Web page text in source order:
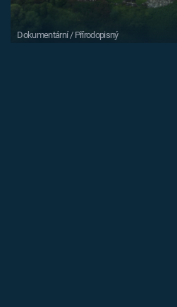
Dokumentární / Přírodopisný